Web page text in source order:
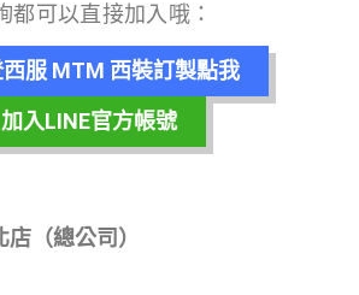
都可以直接加入哦：
服 MTM 西裝訂製點我
加入LINE官方帳號
店 （總公司）